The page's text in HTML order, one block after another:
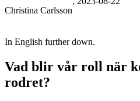
Christina Carlsson
In English further down.
Vad blir vår roll när
rodret?